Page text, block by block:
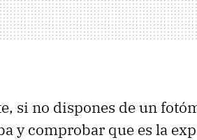
si no dispones de un
y comprobar que es la